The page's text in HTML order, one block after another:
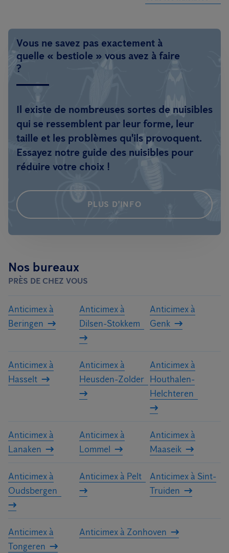
Vous ne savez pas exactement à
quelle « bestiole » vous avez à faire
?
Il existe de nombreuses sortes de nuisibles
qui se ressemblent par leur forme, leur
taille et les problèmes qu'ils provoquent.
Essayez notre guide des nuisibles pour
réduire votre choix !
PLUS D'INFO
Nos bureaux
PRÈS DE CHEZ VOUS
Anticimex à
Beringen
Anticimex à
Dilsen-Stokkem
Anticimex à
Genk
Anticimex à
Hasselt
Anticimex à
Heusden-Zolder
Anticimex à
Houthalen-
Helchteren
Anticimex à
Lanaken
Anticimex à
Lommel
Anticimex à
Maaseik
Anticimex à
Oudsbergen
Anticimex à Pelt
Anticimex à Sint-
Truiden
Anticimex à
Tongeren
Anticimex à Zonhoven